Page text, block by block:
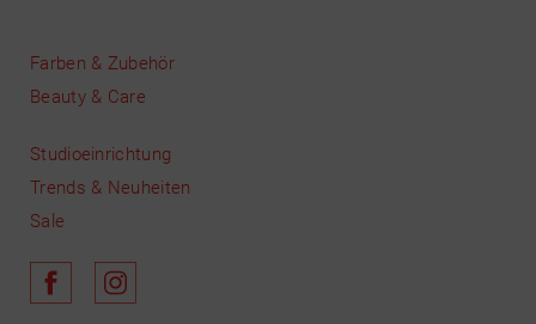
Farben & Zubehör
Beauty & Care
Studioeinrichtung
Trends & Neuheiten
Sale